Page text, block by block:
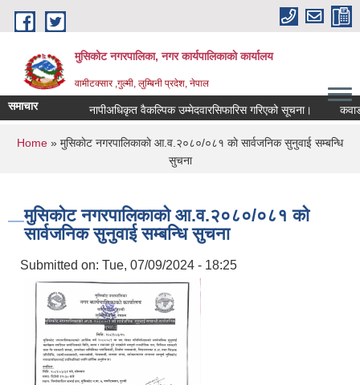
Skip to main content
मुसिकोट नगरपालिका, नगर कार्यपालिकाकाे कार्यालय
वामीटक्सार ,गुल्मी, लुम्बिनी प्रदेश, नेपाल
समाचार नापीअधिकृत वैकल्पिक उम्मेदवारसिफारिस गरिएको सूचना। कवाडी
You are here
Home » मुसिकाेट नगरपालिकाकाे आ.व.२०८०/०८१ काे सार्वजनिक सुनुवाई सम्बन्धि
सुचना
मुसिकाेट नगरपालिकाकाे आ.व.२०८०/०८१ काे
सार्वजनिक सुनुवाई सम्बन्धि सुचना
Submitted on: Tue, 07/09/2024 - 18:25